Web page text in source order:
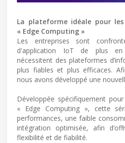
La plateforme idéale pour
« Edge Computing »
Les entreprises sont
d'application IoT de plus
nécessitent des plateformes
plus fiables et plus efficaces.
nous avons développé une
Développée spécifiquement
« Edge Computing », cette
performances, une faible
intégration optimisée, afin
flexibilité et de fiabilité.